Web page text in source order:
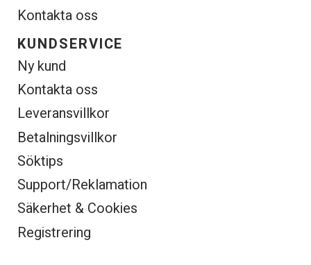
Kontakta oss
KUNDSERVICE
Ny kund
Kontakta oss
Leveransvillkor
Betalningsvillkor
Söktips
Support/Reklamation
Säkerhet & Cookies
Registrering